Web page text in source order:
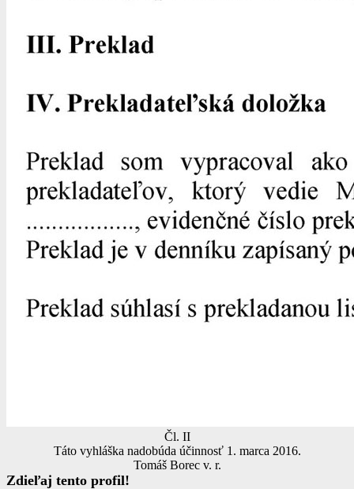
Čl. II
Táto vyhláška nadobúda účinnosť 1. marca 2016.
Tomáš Borec v. r.
Zdieľaj tento profil!